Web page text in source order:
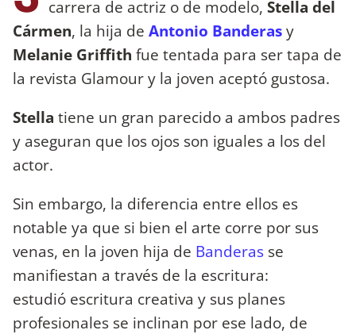
carrera de actriz o de modelo, Stella del
Cármen, la hija de Antonio Banderasy
Melanie Griffith fue tentada para ser tapa de
la revista Glamour y la joven aceptó gustosa.
Stella tiene un gran parecido a ambos padres
y aseguran que los ojos son iguales a los del
actor.
Sin embargo, la diferencia entre ellos es
notable ya que si bien el arte corre por sus
venas, en la joven hija de Banderas se
manifiestan a través de la escritura:
estudió escritura creativa y sus planes
profesionales se inclinan por ese lado, de